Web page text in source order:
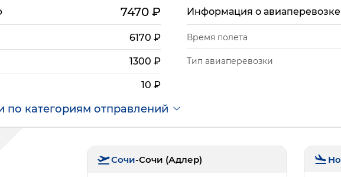
7470₽
6170 ₽
1300 ₽
10 ₽
Информация о авиаперевозке
Время полета
Тип авиаперевозки
по категориям отправлений
Сочи-Сочи (Адлер)